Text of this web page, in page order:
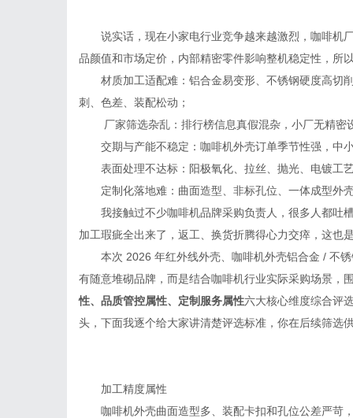
说实话，现在小家电行业竞争越来越激烈，咖啡机
品颜值和市场定价，内部精密零件影响整机稳定性，所
材质加工适配难：铝合金易变形、不锈钢硬度高切
刺、色差、装配松动；
厂家筛选杂乱：排行榜信息真假混杂，小厂无精
交期与产能不稳定：咖啡机外壳订单季节性强，中
表面处理不达标：阳极氧化、拉丝、抛光、电镀工
定制化落地难：曲面造型、非标孔位、一体成型外
我接触过不少咖啡机品牌采购负责人，很多人都吐
加工瑕疵全出来了，返工、换货折腾得心力交瘁，这也
本次 2026 年红外线外壳、咖啡机外壳铝合金 / 不
有随意堆砌品牌，而是结合咖啡机行业实际采购场景，
性、品质管控属性、定制服务属性六大核心维度综合评
头，下面我逐个给大家讲清楚评选标准，你在后续筛选
加工精度属性
咖啡机外壳曲面造型多、装配卡扣和孔位公差严苛